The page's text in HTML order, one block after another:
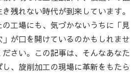
残れない時代が到来しています。
工場にも、気づかないうちに「見
が口を開けているのかもしれませ
さい。この記事は、そんなあなた
、旋削加工の現場に革新をもたら